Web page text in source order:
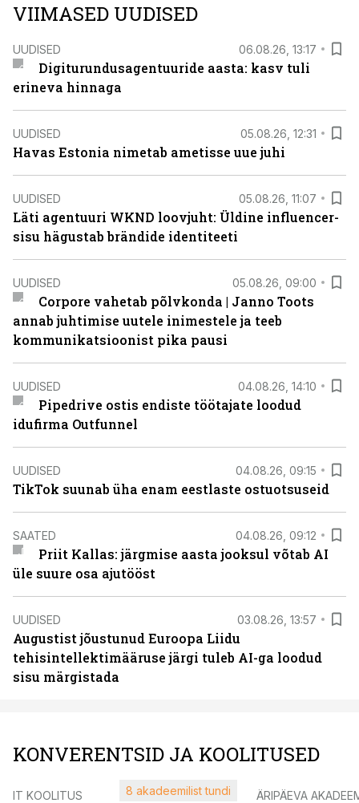
VIIMASED UUDISED
UUDISED 06.08.26, 13:17
Digiturundusagentuuride aasta: kasv tuli
erineva hinnaga
UUDISED 05.08.26, 12:31
Havas Estonia nimetab ametisse uue juhi
UUDISED 05.08.26, 11:07
Läti agentuuri WKND loovjuht: Üldine influencer-
sisu hägustab brändide identiteeti
UUDISED 05.08.26, 09:00
Corpore vahetab põlvkonda | Janno Toots
annab juhtimise uutele inimestele ja teeb
kommunikatsioonist pika pausi
UUDISED 04.08.26, 14:10
Pipedrive ostis endiste töötajate loodud
idufirma Outfunnel
UUDISED 04.08.26, 09:15
TikTok suunab üha enam eestlaste ostuotsuseid
SAATED 04.08.26, 09:12
Priit Kallas: järgmise aasta jooksul võtab AI
üle suure osa ajutööst
UUDISED 03.08.26, 13:57
Augustist jõustunud Euroopa Liidu
tehisintellektimääruse järgi tuleb AI-ga loodud
sisu märgistada
KONVERENTSID JA KOOLITUSED
IT KOOLITUS 8 akadeemilist tundi ÄRIPÄEVA